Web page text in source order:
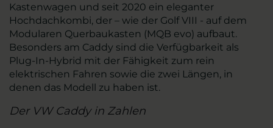
Kastenwagen und seit 2020 ein eleganter
Hochdachkombi, der – wie der Golf VIII - auf dem
Modularen Querbaukasten (MQB evo) aufbaut.
Besonders am Caddy sind die Verfügbarkeit als
Plug-In-Hybrid mit der Fähigkeit zum rein
elektrischen Fahren sowie die zwei Längen, in
denen das Modell zu haben ist.
Der VW Caddy in Zahlen